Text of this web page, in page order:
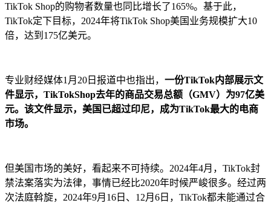
TikTok Shop的购物者数量也同比增长了165%。基于此，
TikTok定下目标，2024年将TikTok Shop美国业务规模扩大10
倍，达到175亿美元。
专业财经媒体1月20日报道中也指出， 一份TikTok内部展示文
件显示，TikTokShop去年的商品交易总额（GMV）为97亿美
元。该文件显示，美国已超过印尼，成为TikTok最大的电商
市场。
但美国市场的美好，看起来不可持续。2024年4月，TikTok封
禁法案落实为法律，事情已经比2020年时候严峻很多。经过两
次法庭斡旋，2024年9月16日、12月6日，TikTok都未能通过合